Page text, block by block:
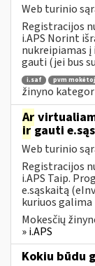
Web turinio
Registracijos
i.APS Norint
nukreipiamas į
gauti (jei bus
i.saf pvm
žinyno
Ar
irgauti
Web turinio
Registracijos
i.APS Taip.
e.sąskaitą
kuriuos
Mokesčių
» i.APS
Kokiu būdu